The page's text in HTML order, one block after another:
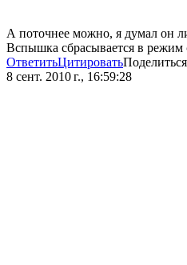
А поточнее можно, я думал он
Вспышка сбрасывается в
ОтветитьЦитироватьПоделиться
8 сент. 2010 г., 16:59:28